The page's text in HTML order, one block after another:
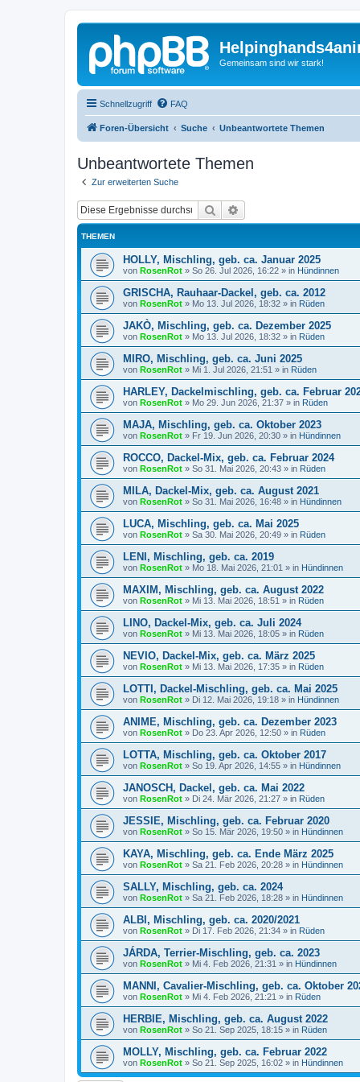
Gemeinsam sind wir stark!
Schnellzugriff FAQ
Foren-Übersicht Suche Unbeantwortete Themen
Unbeantwortete Themen
Zur erweiterten Suche
Suche
THEMEN
HOLLY, Mischling, geb. ca. Januar 2025
von RosenRot » So 26. Jul 2026, 16:22 » in Hündinnen
GRISCHA, Rauhaar-Dackel, geb. ca. 2012
von RosenRot » Mo 13. Jul 2026, 18:32 » in Rüden
JAKÒ, Mischling, geb. ca. Dezember 2025
von RosenRot » Mo 13. Jul 2026, 18:32 » in Rüden
MIRO, Mischling, geb. ca. Juni 2025
von RosenRot » Mi 1. Jul 2026, 21:51 » in Rüden
HARLEY, Dackelmischling, geb. ca. Februar
von RosenRot » Mo 29. Jun 2026, 21:37 » in Rüden
MAJA, Mischling, geb. ca. Oktober 2023
von RosenRot » Fr 19. Jun 2026, 20:30 » in Hündinnen
ROCCO, Dackel-Mix, geb. ca. Februar 2024
von RosenRot » So 31. Mai 2026, 20:43 » in Rüden
MILA, Dackel-Mix, geb. ca. August 2021
von RosenRot » So 31. Mai 2026, 16:48 » in Hündinnen
LUCA, Mischling, geb. ca. Mai 2025
von RosenRot » Sa 30. Mai 2026, 20:49 » in Rüden
LENI, Mischling, geb. ca. 2019
von RosenRot » Mo 18. Mai 2026, 21:01 » in Hündinnen
MAXIM, Mischling, geb. ca. August 2022
von RosenRot » Mi 13. Mai 2026, 18:51 » in Rüden
LINO, Dackel-Mix, geb. ca. Juli 2024
von RosenRot » Mi 13. Mai 2026, 18:05 » in Rüden
NEVIO, Dackel-Mix, geb. ca. März 2025
von RosenRot » Mi 13. Mai 2026, 17:35 » in Rüden
LOTTI, Dackel-Mischling, geb. ca. Mai 2025
von RosenRot » Di 12. Mai 2026, 19:18 » in Hündinnen
ANIME, Mischling, geb. ca. Dezember 2023
von RosenRot » Do 23. Apr 2026, 12:50 » in Rüden
LOTTA, Mischling, geb. ca. Oktober 2017
von RosenRot » So 19. Apr 2026, 14:55 » in Hündinnen
JANOSCH, Dackel, geb. ca. Mai 2022
von RosenRot » Di 24. Mär 2026, 21:27 » in Rüden
JESSIE, Mischling, geb. ca. Februar 2020
von RosenRot » So 15. Mär 2026, 19:50 » in Hündinnen
KAYA, Mischling, geb. ca. Ende März 2025
von RosenRot » Sa 21. Feb 2026, 20:28 » in Hündinnen
SALLY, Mischling, geb. ca. 2024
von RosenRot » Sa 21. Feb 2026, 18:28 » in Hündinnen
ALBI, Mischling, geb. ca. 2020/2021
von RosenRot » Di 17. Feb 2026, 21:34 » in Rüden
JÁRDA, Terrier-Mischling, geb. ca. 2023
von RosenRot » Mi 4. Feb 2026, 21:31 » in Hündinnen
MANNI, Cavalier-Mischling, geb. ca. Oktober
von RosenRot » Mi 4. Feb 2026, 21:21 » in Rüden
HERBIE, Mischling, geb. ca. August 2022
von RosenRot » So 21. Sep 2025, 18:15 » in Rüden
MOLLY, Mischling, geb. ca. Februar 2022
von RosenRot » So 21. Sep 2025, 16:02 » in Hündinnen